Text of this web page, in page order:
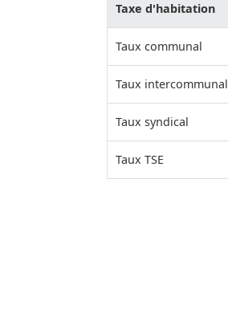
Taxe d'habitation
Taux communal
Taux intercommunal
Taux syndical
Taux TSE